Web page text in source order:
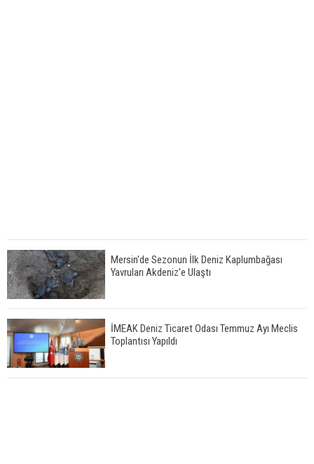
Mersin'de Sezonun İlk Deniz Kaplumbağası
Yavruları Akdeniz'e Ulaştı
İMEAK Deniz Ticaret Odası Temmuz Ayı Meclis
Toplantısı Yapıldı